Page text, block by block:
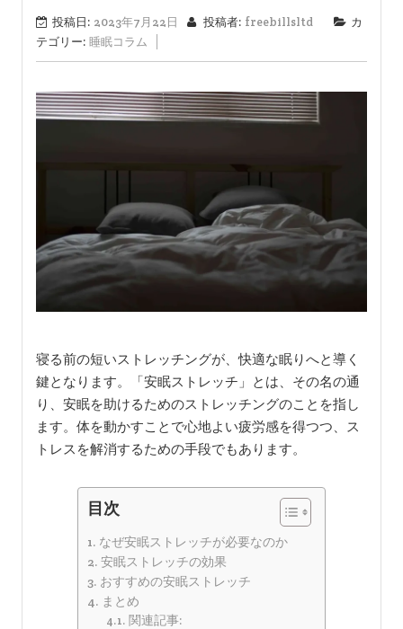
投稿日: 2023年7月22日 投稿者: freebillsltd
カ
テゴリー: 睡眠コラム
寝る前の短いストレッチングが、快適な眠りへと導く
鍵となります。「安眠ストレッチ」とは、その名の通
り、安眠を助けるためのストレッチングのことを指し
ます。体を動かすことで心地よい疲労感を得つつ、ス
トレスを解消するための手段でもあります。
目次
なぜ安眠ストレッチが必要なのか
安眠ストレッチの効果
おすすめの安眠ストレッチ
まとめ
関連記事: